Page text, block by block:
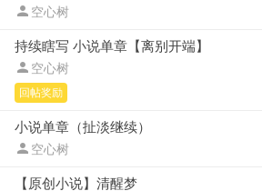
 空心树
持续瞎写 小说单章【离别开端】
 空心树
回帖奖励
小说单章（扯淡继续）
 空心树
【原创小说】清醒梦